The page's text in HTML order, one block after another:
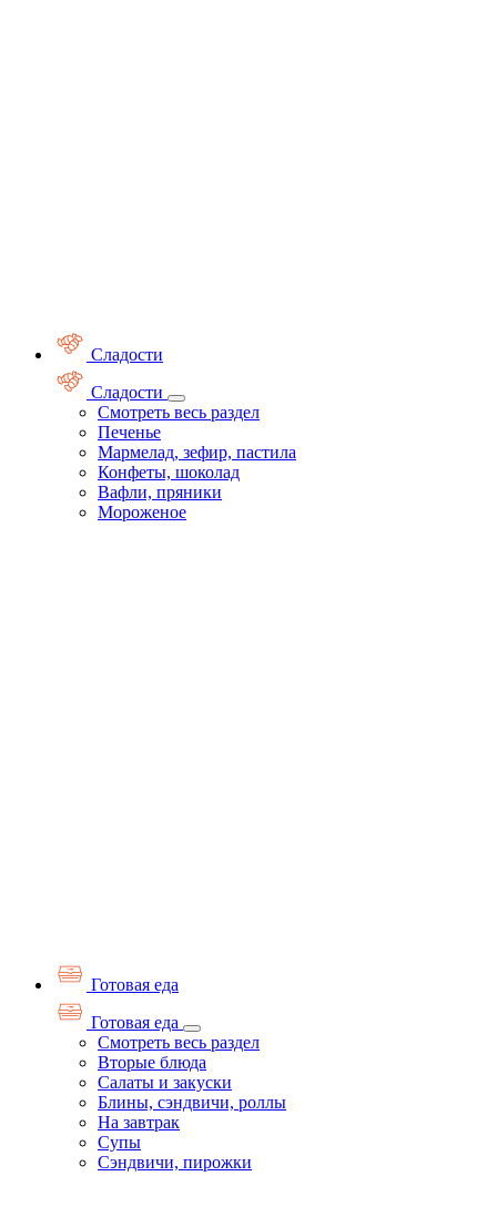
Сладости
Сладости
Смотреть весь раздел
Печенье
Мармелад, зефир, пастила
Конфеты, шоколад
Вафли, пряники
Мороженое
Готовая еда
Готовая еда
Смотреть весь раздел
Вторые блюда
Салаты и закуски
Блины, сэндвичи, роллы
На завтрак
Супы
Сэндвичи, пирожки